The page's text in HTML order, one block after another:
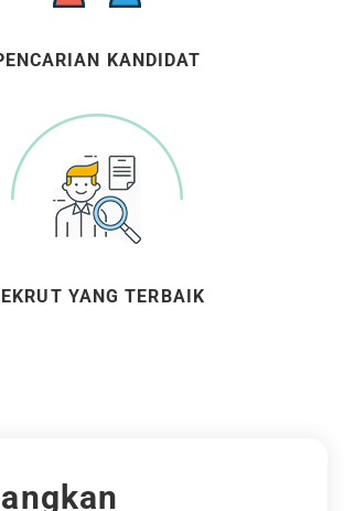
KANDIDAT
YANG TERBAIK